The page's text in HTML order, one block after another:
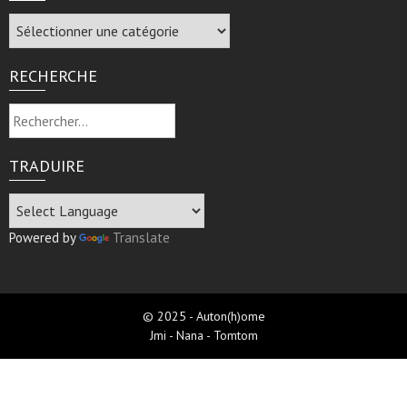
Archive
RECHERCHE
Rechercher :
TRADUIRE
Powered by Translate
© 2025 - Auton(h)ome
Jmi - Nana - Tomtom